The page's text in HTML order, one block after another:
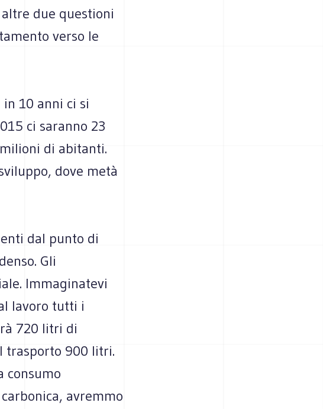
due questioni
verso le
10 anni ci si
ci saranno 23
di abitanti.
dove metà
dal punto di
Gli
Immaginatevi
lavoro tutti i
720 litri di
trasporto 900 litri.
consumo
avremmo